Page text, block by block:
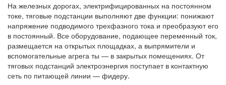
На железных дорогах, электрифицированных на постоянном
токе, тяговые подстанции выполняют две функции: понижают
напряжение подводимого трехфазного тока и преобразуют его
в постоянный. Все оборудование, подающее переменный ток,
размещается на открытых площадках, а выпрямители и
вспомогательные агрега ты — в закрытых помещениях. От
тяговых подстанций электроэнергия поступает в контактную
сеть по питающей линии — фидеру.